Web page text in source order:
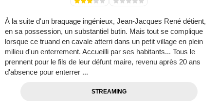
À la suite d'un braquage ingénieux, Jean-Jacques René détient,
en sa possession, un substantiel butin. Mais tout se complique
lorsque ce truand en cavale atterri dans un petit village en plein
milieu d'un enterrement. Accueilli par ses habitants... Tous le
prennent pour le fils de leur défunt maire, revenu après 20 ans
d'absence pour enterrer ...
STREAMING